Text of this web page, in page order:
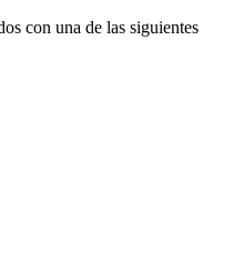
con una de las siguientes